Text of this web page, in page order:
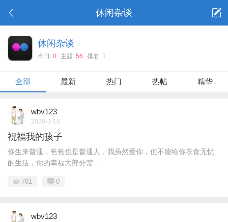
休闲杂谈
休闲杂谈
今日:0 主题:56 排名: 1
全部 最新 热门 热帖 精华
wbv123
2026-3-16
祝福我的孩子
你生来普通，爸爸也是普通人，我虽然爱你，但不能给你衣食无忧
的生活，你的幸福大部分需 ...
781 0
wbv123